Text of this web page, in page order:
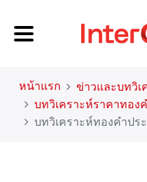
หน้าแรก
ข่าวและบทวิเ
บทวิเคราะห์ราคาทอง
บทวิเคราะห์ทองคำปร